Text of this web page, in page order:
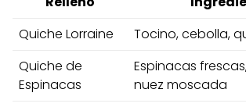
Quiche Lorraine
Tocino, cebolla,
Quiche de
Espinacas
Espinacas
nuez moscada